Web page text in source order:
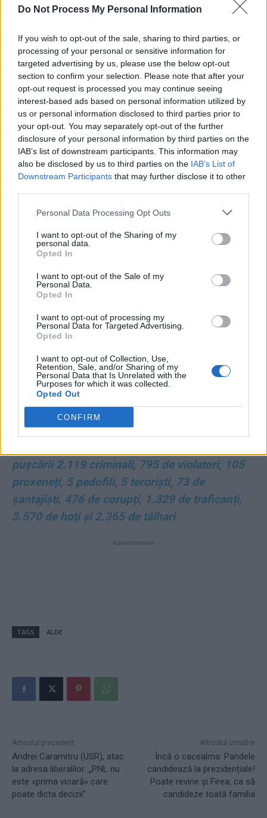
Do Not Process My Personal Information
If you wish to opt-out of the sale, sharing to third parties, or
processing of your personal or sensitive information for
targeted advertising by us, please use the below opt-out
section to confirm your selection. Please note that after your
opt-out request is processed you may continue seeing
interest-based ads based on personal information utilized by
us or personal information disclosed to third parties prior to
your opt-out. You may separately opt-out of the further
disclosure of your personal information by third parties on the
IAB’s list of downstream participants. This information may
also be disclosed by us to third parties on the IAB’s List of
Downstream Participants that may further disclose it to other
Personal Data Processing Opt Outs
I want to opt-out of the Sharing of my
personal data.
Opted In
I want to opt-out of the Sale of my
Personal Data.
Opted In
I want to opt-out of processing my
Personal Data for Targeted Advertising.
Opted In
I want to opt-out of Collection, Use,
Retention, Sale, and/or Sharing of my
Personal Data that Is Unrelated with the
Purposes for which it was collected.
Opted Out
CONFIRM
ad
Aplauzele Angelei Merkel. Klaus Iohannis,
referendumului pentru statul de drept”
Mesaj gingaș de la gardienii din pușcării:
invita pe nimeni la baie!”
Marș la pușcărie, nimicule!
Barometrul IMAS la prezidențiale: Iohannis
are mai mult decât Tăriceanu, Ponta și Dragnea
la un loc!
pușcării 2.119 criminali, 795 de violatori, 105
proxeneți, 5 pedofili, 5 teroriști, 73 de
șantajiști, 476 de corupți, 1.329 de traficanți,
3.570 de hoți și 2.365 de tâlhari
- Advertisement -
TAGS ALDE
Articolul precedent
Andrei Caramitru (USR), atac
la adresa liberalilor: „PNL nu
este «prima vioară» care
poate dicta decizii”
Articolul următor
Încă o cacealma: Pandele
candidează la prezidențiale!
Poate revine și Firea, ca să
candideze toată familia